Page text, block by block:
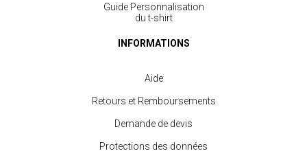
Guide Personnalisation
du t-shirt
INFORMATIONS
Aide
Retours et Remboursements
Demande de devis
Protections des données